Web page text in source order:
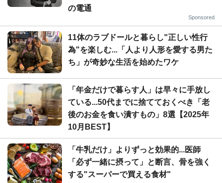
の電通
Sponsored
11体のラブドールと暮らし"正しい性行
為"を楽しむ...「人より人形を愛する男た
ち」が奇妙な生活を始めたワケ
「年金だけで暮らす人」は早々に手放し
ている...50代までに捨てておくべき「老
後のお金を食い潰すもの」8選【2025年
10月BEST】
「牛乳だけ」よりずっと効果的...医師
「必ず一緒に摂って」と断言、骨を強く
する"スーパーで買える食材"